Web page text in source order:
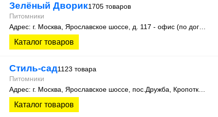
Зелёный Дворик1705 товаров
Питомники
Каталог товаров
Стиль-сад1123 товара
Питомники
Каталог товаров